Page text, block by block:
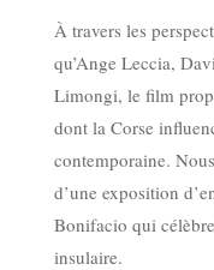
À travers les
qu’Ange Leccia,
Limongi, le film
dont la Corse
contemporaine.
d’une exposition
Bonifacio qui
insulaire.